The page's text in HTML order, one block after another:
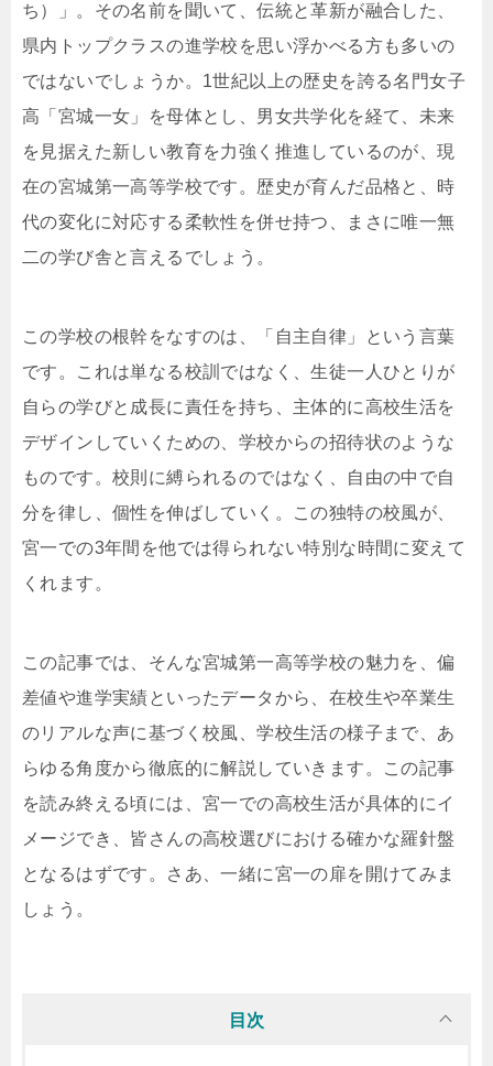
ち）」。その名前を聞いて、伝統と革新が融合した、
県内トップクラスの進学校を思い浮かべる方も多いの
ではないでしょうか。1世紀以上の歴史を誇る名門女子
高「宮城一女」を母体とし、男女共学化を経て、未来
を見据えた新しい教育を力強く推進しているのが、現
在の宮城第一高等学校です。歴史が育んだ品格と、時
代の変化に対応する柔軟性を併せ持つ、まさに唯一無
二の学び舎と言えるでしょう。
この学校の根幹をなすのは、「自主自律」という言葉
です。これは単なる校訓ではなく、生徒一人ひとりが
自らの学びと成長に責任を持ち、主体的に高校生活を
デザインしていくための、学校からの招待状のような
ものです。校則に縛られるのではなく、自由の中で自
分を律し、個性を伸ばしていく。この独特の校風が、
宮一での3年間を他では得られない特別な時間に変えて
くれます。
この記事では、そんな宮城第一高等学校の魅力を、偏
差値や進学実績といったデータから、在校生や卒業生
のリアルな声に基づく校風、学校生活の様子まで、あ
らゆる角度から徹底的に解説していきます。この記事
を読み終える頃には、宮一での高校生活が具体的にイ
メージでき、皆さんの高校選びにおける確かな羅針盤
となるはずです。さあ、一緒に宮一の扉を開けてみま
しょう。
目次